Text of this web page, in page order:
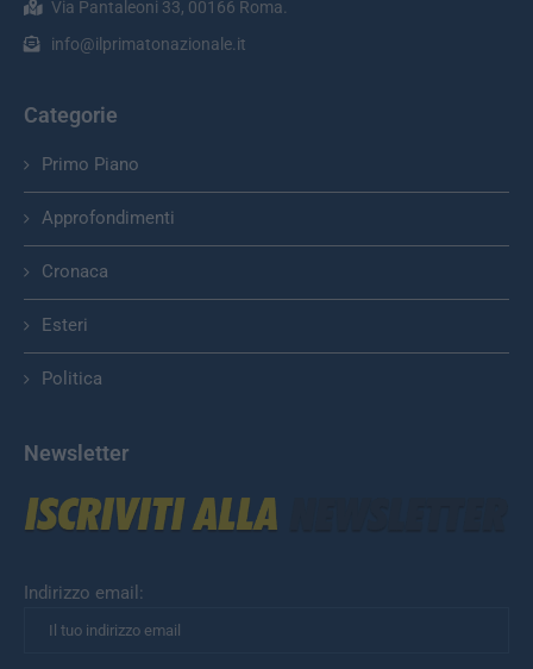
Via Pantaleoni 33, 00166 Roma.
info@ilprimatonazionale.it
Categorie
Primo Piano
Approfondimenti
Cronaca
Esteri
Politica
Newsletter
Indirizzo email: